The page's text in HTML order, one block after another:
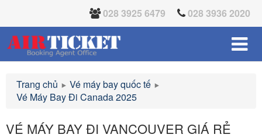
028 3925 6479 028 3936 2020
Trang chủ
Vé máy bay quốc tế
Vé Máy Bay Đi Canada 2025
VÉ MÁY BAY ĐI VANCOUVER GIÁ RẺ